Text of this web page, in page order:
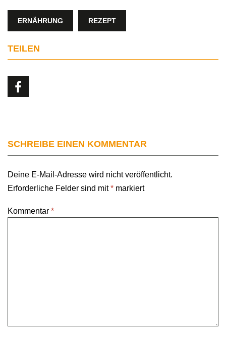
ERNÄHRUNG REZEPT
TEILEN
SCHREIBE EINEN KOMMENTAR
Deine E-Mail-Adresse wird nicht veröffentlicht.
Erforderliche Felder sind mit* markiert
Kommentar *